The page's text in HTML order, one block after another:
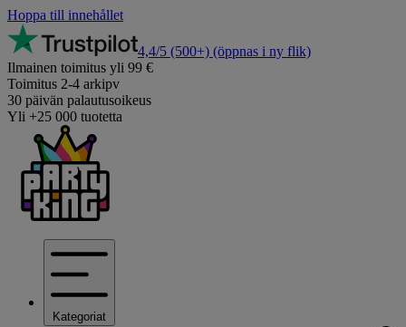
Hoppa till innehållet
4,4/5 (500+) (öppnas i ny flik)
Ilmainen toimitus yli 99 €
Toimitus 2-4 arkipv
30 päivän palautusoikeus
Yli +25 000 tuotetta
Kategoriat